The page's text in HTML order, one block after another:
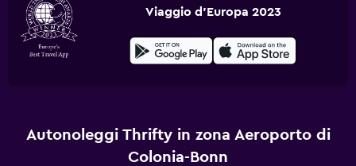
Viaggio d'Europa 2023
Autonoleggi Thrifty in zona Aeroporto di
Colonia-Bonn